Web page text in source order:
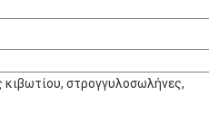
στρογγυλοσωλήνες,